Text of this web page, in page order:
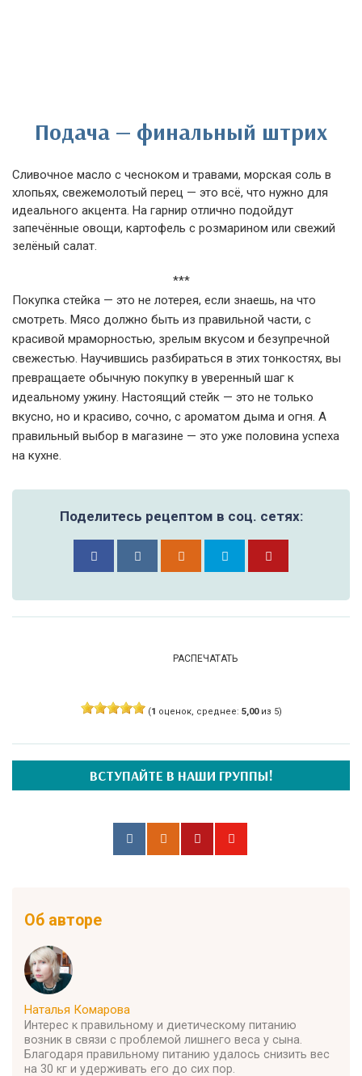
Подача — финальный штрих
Сливочное масло с чесноком и травами, морская соль в
хлопьях, свежемолотый перец — это всё, что нужно для
идеального акцента. На гарнир отлично подойдут
запечённые овощи, картофель с розмарином или свежий
зелёный салат.
***
Покупка стейка — это не лотерея, если знаешь, на что
смотреть. Мясо должно быть из правильной части, с
красивой мраморностью, зрелым вкусом и безупречной
свежестью. Научившись разбираться в этих тонкостях, вы
превращаете обычную покупку в уверенный шаг к
идеальному ужину. Настоящий стейк — это не только
вкусно, но и красиво, сочно, с ароматом дыма и огня. А
правильный выбор в магазине — это уже половина успеха
на кухне.
Поделитесь рецептом в соц. сетях:
РАСПЕЧАТАТЬ
(1 оценок, среднее: 5,00из 5)
ВСТУПАЙТЕ В НАШИ ГРУППЫ!
Об авторе
Наталья Комарова
Интерес к правильному и диетическому питанию
возник в связи с проблемой лишнего веса у сына.
Благодаря правильному питанию удалось снизить вес
на 30 кг и удерживать его до сих пор.